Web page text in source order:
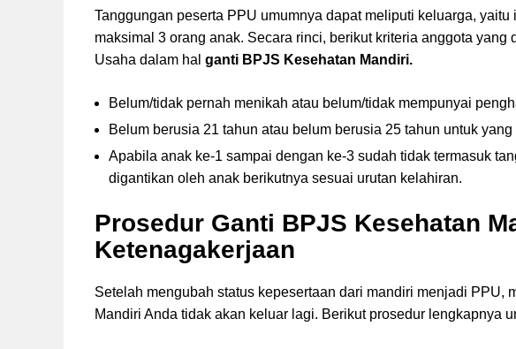
Tanggungan peserta PPU umumnya dapat meliputi keluarga,
maksimal 3 orang anak. Secara rinci, berikut kriteria anggota yang
Usaha dalam hal ganti BPJS Kesehatan Mandiri.
Belum/tidak pernah menikah atau belum/tidak mempunyai
Belum berusia 21 tahun atau belum berusia 25 tahun untuk
Apabila anak ke-1 sampai dengan ke-3 sudah tidak termasuk
digantikan oleh anak berikutnya sesuai urutan kelahiran.
Prosedur Ganti BPJS Kesehatan
Ketenagakerjaan
Setelah mengubah status kepesertaan dari mandiri menjadi PPU,
Mandiri Anda tidak akan keluar lagi. Berikut prosedur lengkapnya